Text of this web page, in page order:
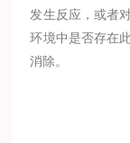
发生反应，或者
环境中是否存在
消除。